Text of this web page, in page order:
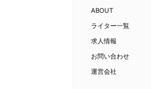
ABOUT
ライター一覧
求人情報
お問い合わせ
運営会社